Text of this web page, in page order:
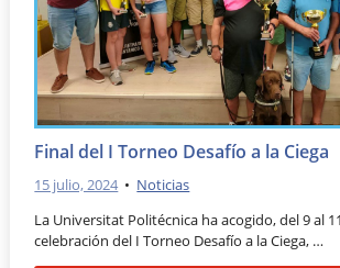
Final del I Torneo Desafío a la Ciega
15 julio, 2024 • Noticias
La Universitat Politécnica ha acogido, del 9 al
celebración del I Torneo Desafío a la Ciega, …